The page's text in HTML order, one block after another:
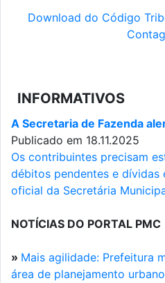
Download do Código
INFORMATIVOS
A Secretaria de Fazenda
Publicado em 18.11.2025
Os contribuintes precisam
débitos pendentes e
oficial da Secretária
NOTÍCIAS DO PORTAL PMC
» Mais agilidade: Prefeitura
área de planejamento urbano